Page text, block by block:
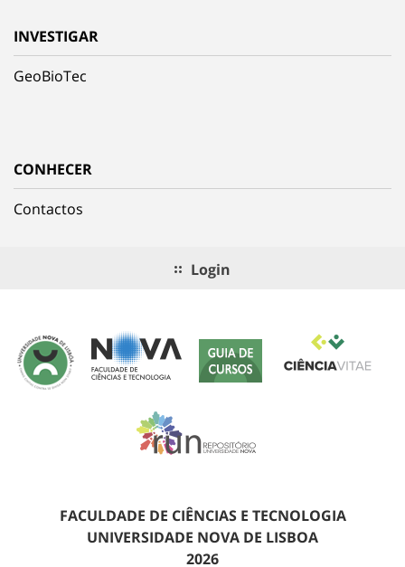
INVESTIGAR
GeoBioTec
CONHECER
Contactos
Login
FACULDADE DE CIÊNCIAS E TECNOLOGIA
UNIVERSIDADE NOVA DE LISBOA
2026